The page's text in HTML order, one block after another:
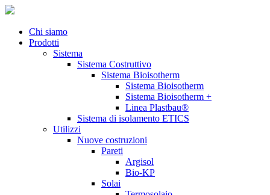
Chi siamo
Prodotti
Sistema
Sistema Costruttivo
Sistema Bioisotherm
Sistema Bioisotherm
Sistema Bioisotherm +
Linea Plastbau®
Sistema di isolamento ETICS
Utilizzi
Nuove costruzioni
Pareti
Argisol
Bio-KP
Solai